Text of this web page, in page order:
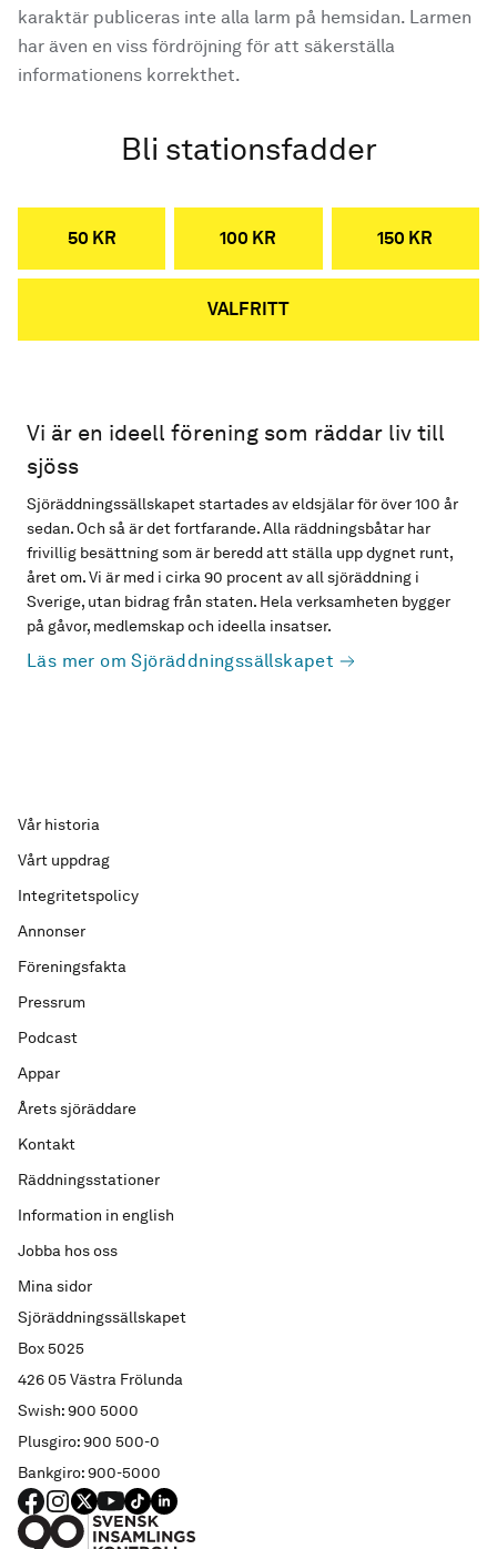
karaktär publiceras inte alla larm på hemsidan. Larmen
har även en viss fördröjning för att säkerställa
informationens korrekthet.
Bli stationsfadder
50 KR 100 KR 150 KR
VALFRITT
Vi är en ideell förening som räddar liv till
sjöss
Sjöräddningssällskapet startades av eldsjälar för över 100 år
sedan. Och så är det fortfarande. Alla räddningsbåtar har
frivillig besättning som är beredd att ställa upp dygnet runt,
året om. Vi är med i cirka 90 procent av all sjöräddning i
Sverige, utan bidrag från staten. Hela verksamheten bygger
på gåvor, medlemskap och ideella insatser.
Läs mer om Sjöräddningssällskapet
Sjöräddningssällskapet
Box 5025
426 05 Västra Frölunda
Swish: 900 5000
Plusgiro: 900 500-0
Bankgiro: 900-5000
Vår historia
Vårt uppdrag
Integritetspolicy
Annonser
Föreningsfakta
Pressrum
Podcast
Appar
Årets sjöräddare
Kontakt
Räddningsstationer
Information in english
Jobba hos oss
Mina sidor
FACEBOOK
Instagram
X YouTube
TIKTOKLINKED IN